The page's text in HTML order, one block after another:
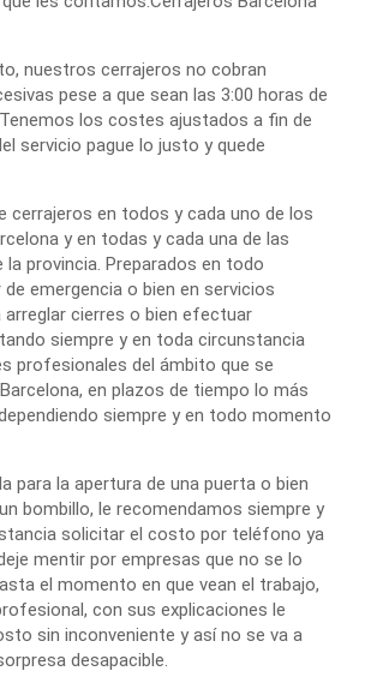
nuestros cerrajeros no cobran
pese a que sean las 3:00 horas de
los costes ajustados a fin de
servicio pague lo justo y quede
cerrajeros en todos y cada uno de los
y en todas y cada una de las
la provincia. Preparados en todo
emergencia o bien en servicios
arreglar cierres o bien efectuar
siempre y en toda circunstancia
profesionales del ámbito que se
en plazos de tiempo lo más
siempre y en todo momento
para la apertura de una puerta o bien
bombillo, le recomendamos siempre y
solicitar el costo por teléfono ya
mentir por empresas que no se lo
el momento en que vean el trabajo,
con sus explicaciones le
sin inconveniente y así no se va a
desapacible.